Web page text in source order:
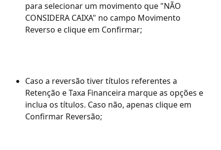
para selecionar um movimento que "NÃO
CONSIDERA CAIXA" no campo Movimento
Reverso e clique em Confirmar;
Caso a reversão tiver títulos referentes a
Retenção e Taxa Financeira marque as opções e
inclua os títulos. Caso não, apenas clique em
Confirmar Reversão;